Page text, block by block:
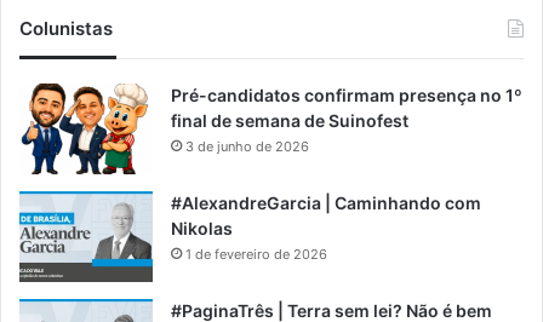
Colunistas
Pré-candidatos confirmam presença no 1º
final de semana de Suinofest
3 de junho de 2026
#AlexandreGarcia | Caminhando com
Nikolas
1 de fevereiro de 2026
#PaginaTrês | Terra sem lei? Não é bem